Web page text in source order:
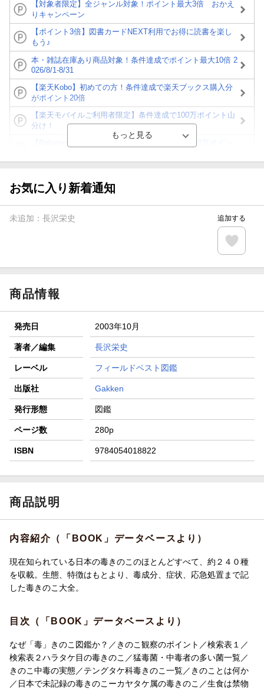
【対象者限定】全ジャンル対象！ポイント最大3倍 おかえ
りキャンペーン
【ポイント3倍】図書カードNEXT利用でお得に読書を楽し
もう♪
本・雑誌在庫あり商品対象！条件達成でポイント最大10倍 2
026/8/1-8/31
【楽天Kobo】初めての方！条件達成で楽天ブックス購入分
がポイント20倍
【楽天モバイルご利用者限定】条件達成で100万ポイント山
分け！
が当たる！
楽天モバイル紹介キャンペーンの拡散で300円OFFクーポン
条件達成で楽天限定・宝塚歌劇 宙組貸切公演ペアチケット
お気に入り新着通知
未追加： 長沢栄史 追加する
商品情報
発売日 2003年10月
著者／編集 長沢栄史
レーベル フィールドベスト図鑑
出版社 Gakken
発行形態 図鑑
ページ数 280p
ISBN 9784054018822
商品説明
内容紹介（「BOOK」データベースより）
現在知られている日本の毒きのこのほとんどすべて、約２４０種
を収載。生態、特徴はもとより、毒成分、症状、応急処置まで記
した毒きのこ大全。
目次（「BOOK」データベースより）
なぜ「毒」きのこ図鑑か？／きのこ観察のポイント／検索表１／
検索表２ハラタケ目の毒きのこ／猛毒菌・中毒者の多い菌一覧／
きのこ中毒の実態／テングタケ科毒きのこ一覧／きのことは何か
／日本で未記録の毒きのこーカヤタケ属の毒きのこ／生食は禁物